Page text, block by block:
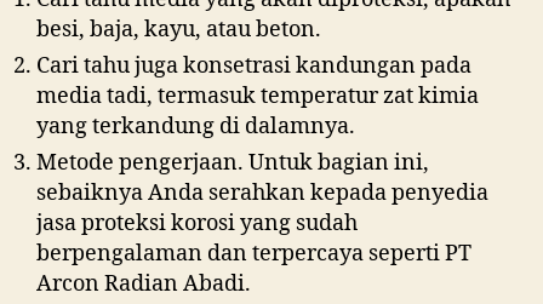
besi, baja, kayu, atau beton.
Cari tahu juga konsetrasi kandungan pada
media tadi, termasuk temperatur zat kimia
yang terkandung di dalamnya.
Metode pengerjaan. Untuk bagian ini,
sebaiknya Anda serahkan kepada penyedia
jasa proteksi korosi yang sudah
berpengalaman dan terpercaya seperti PT
Arcon Radian Abadi.